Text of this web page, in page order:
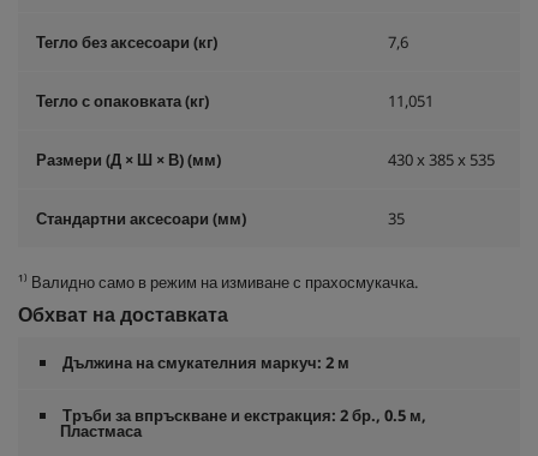
Тегло без аксесоари (кг) 7,6
Тегло с опаковката (кг) 11,051
Размери (Д × Ш × В) (мм) 430 x 385 x 535
Стандартни аксесоари (мм) 35
¹⁾ Валидно само в режим на измиване с прахосмукачка.
Обхват на доставката
Дължина на смукателния маркуч: 2 м
Тръби за впръскване и екстракция: 2 бр., 0.5 м,
Пластмаса